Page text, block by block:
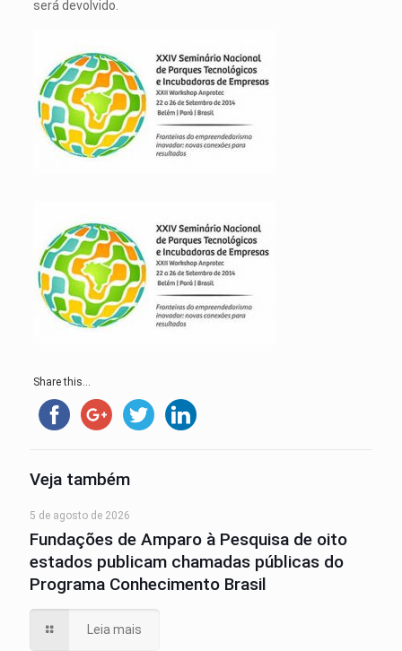
será devolvido.
Share this...
Veja também
5 de agosto de 2026
Fundações de Amparo à Pesquisa de oito
estados publicam chamadas públicas do
Programa Conhecimento Brasil
Leia mais